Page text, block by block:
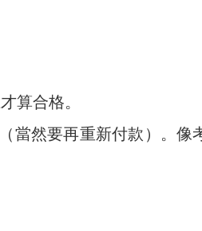
算合格。
當然要再重新付款）。像